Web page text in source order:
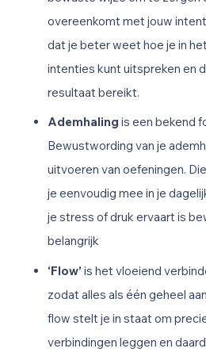
overeenkomt met jouw
dat je beter weet hoe je in
intenties kunt uitspreken en
resultaat bereikt.
Ademhaling is een bekend
Bewustwording van je
uitvoeren van oefeningen.
je eenvoudig mee in je
je stress of druk ervaart is
belangrijk
‘Flow’ is het vloeiend
zodat alles als één geheel
flow stelt je in staat om
verbindingen leggen en